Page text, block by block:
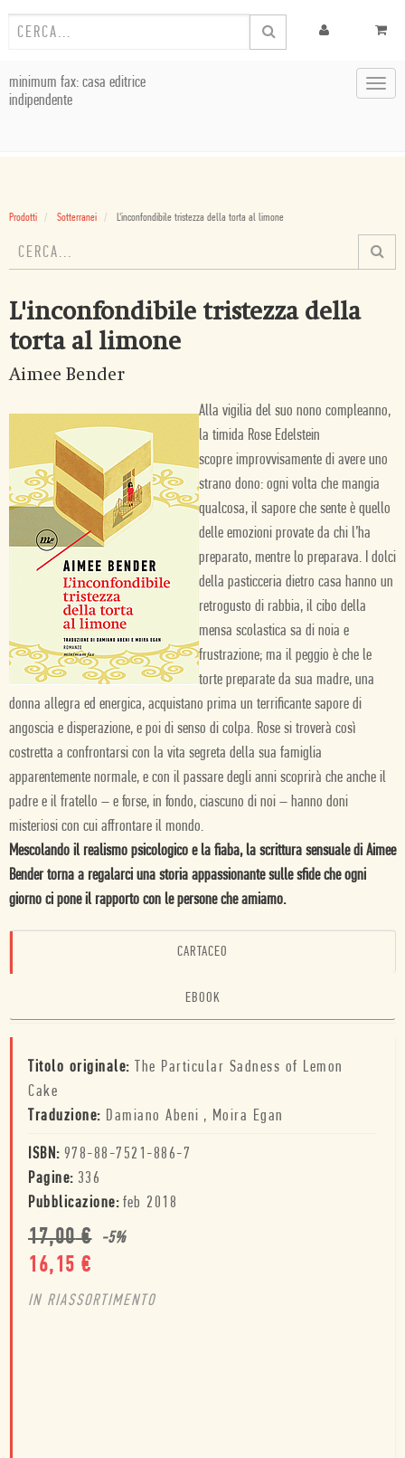
minimum fax: casa editrice
indipendente
Prodotti Sotterranei L'inconfondibile tristezza della torta al limone
L'inconfondibile tristezza della
torta al limone
Aimee Bender
Alla vigilia del suo nono compleanno,
la timida Rose Edelstein
scopre improvvisamente di avere uno
strano dono: ogni volta che mangia
qualcosa, il sapore che sente è quello
delle emozioni provate da chi l’ha
preparato, mentre lo preparava. I dolci
della pasticceria dietro casa hanno un
retrogusto di rabbia, il cibo della
mensa scolastica sa di noia e
frustrazione; ma il peggio è che le
torte preparate da sua madre, una
donna allegra ed energica, acquistano prima un terrificante sapore di
angoscia e disperazione, e poi di senso di colpa. Rose si troverà così
costretta a confrontarsi con la vita segreta della sua famiglia
apparentemente normale, e con il passare degli anni scoprirà che anche il
padre e il fratello – e forse, in fondo, ciascuno di noi – hanno doni
misteriosi con cui affrontare il mondo.
Mescolando il realismo psicologico e la fiaba, la scrittura sensuale di Aimee
Bender torna a regalarci una storia appassionante sulle sfide che ogni
giorno ci pone il rapporto con le persone che amiamo.
CARTACEO
EBOOK
Titolo originale: The Particular Sadness of Lemon
Cake
Traduzione: Damiano Abeni , Moira Egan
ISBN: 978-88-7521-886-7
Pagine: 336
Pubblicazione: feb 2018
17,00€ -5%
16,15 €
IN RIASSORTIMENTO